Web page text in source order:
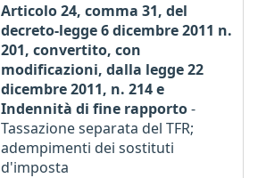
Articolo 24, comma 31, del
decreto-legge 6 dicembre 2011 n.
201, convertito, con
modificazioni, dalla legge 22
dicembre 2011, n. 214 e
Indennità di fine rapporto-
Tassazione separata del TFR;
adempimenti dei sostituti
d'imposta